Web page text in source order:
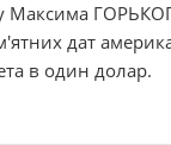
Максима
дат
в один долар.